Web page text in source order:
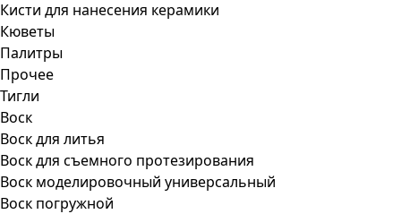
Кисти для нанесения керамики
Кюветы
Палитры
Прочее
Тигли
Воск
Воск для литья
Воск для съемного протезирования
Воск моделировочный универсальный
Воск погружной